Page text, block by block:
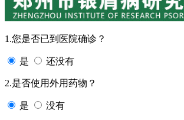
1.您是否已到医院确诊？
是 还没有
2.是否使用外用药物？
是 没有